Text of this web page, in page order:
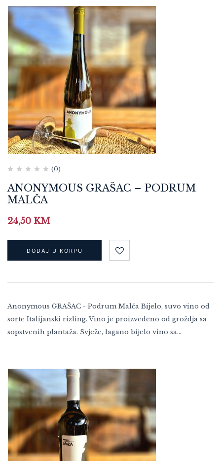
(0)
ANONYMOUS GRAŠAC – PODRUM
MALČA
24,50 KM
DODAJ U KORPU
Anonymous GRAŠAC - Podrum Malča Bijelo, suvo vino od
sorte Italijanski rizling. Vino je proizvedeno od groždja sa
sopstvenih plantaža. Svježe, lagano bijelo vino sa…